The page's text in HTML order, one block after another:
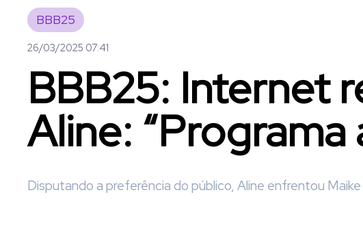
BBB25
26/03/2025 07:41
BBB25: Internet
Aline: “Programa
Disputando a preferência do público, Aline enfrentou